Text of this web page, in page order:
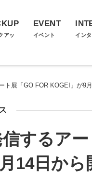
アッ
EVENT
イベント イン
ト展「GO FOR KOGEI」が9
するア
14日から